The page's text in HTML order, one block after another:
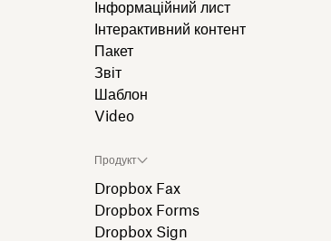
Інформаційний лист
Інтерактивний контент
Пакет
Звіт
Шаблон
Video
Продукт
Dropbox Fax
Dropbox Forms
Dropbox Sign